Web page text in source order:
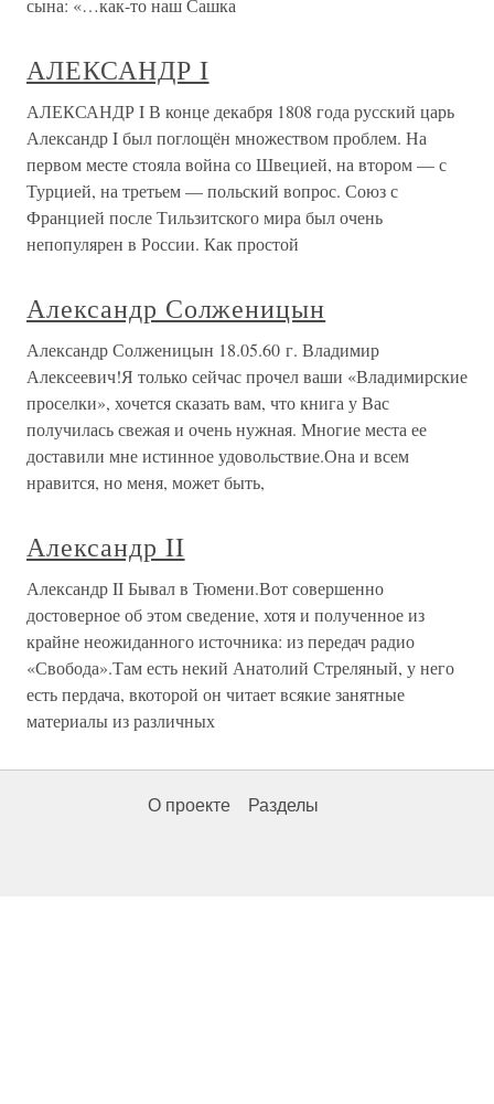
АЛЕКСАНДР I
АЛЕКСАНДР I В конце декабря 1808 года русский царь
Александр I был поглощён множеством проблем. На
первом месте стояла война со Швецией, на втором — с
Турцией, на третьем — польский вопрос. Союз с
Францией после Тильзитского мира был очень
непопулярен в России. Как простой
Александр Солженицын
Александр Солженицын 18.05.60 г. Владимир
Алексеевич!Я только сейчас прочел ваши «Владимирские
проселки», хочется сказать вам, что книга у Вас
получилась свежая и очень нужная. Многие места ее
доставили мне истинное удовольствие.Она и всем
нравится, но меня, может быть,
Александр II
Александр II Бывал в Тюмени.Вот совершенно
достоверное об этом сведение, хотя и полученное из
крайне неожиданного источника: из передач радио
«Свобода».Там есть некий Анатолий Стреляный, у него
есть пердача, вкоторой он читает всякие занятные
материалы из различных
О проекте Разделы